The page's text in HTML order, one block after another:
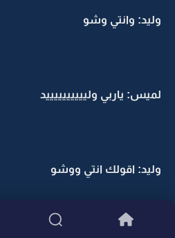
وليد: وانتي وشو
لميس: ياربي ولييييييييييد
وليد: اقولك انتي ووشو